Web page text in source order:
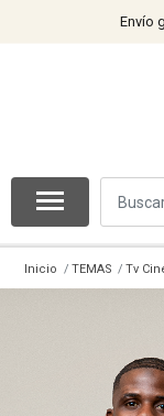
Envío
Inicio TEMAS Tv